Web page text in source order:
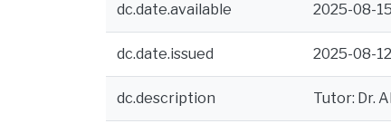
dc.date.available 2025-08-
dc.date.issued 2025-08-12
dc.description Tutor: Dr.